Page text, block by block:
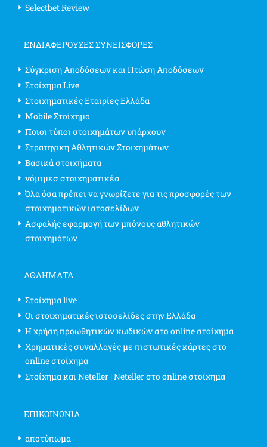
Selectbet Review
ΕΝΔΙΑΦΈΡΟΥΣΕΣ ΣΥΝΕΙΣΦΟΡΈΣ
Σύγκριση Αποδόσεων και Πτώση Αποδόσεων
Στοίχημα Live
Στοιχηματικές Εταιρίες Ελλάδα
Mobile Στοίχημα
Ποιοι τύποι στοιχημάτων υπάρχουν
Στρατηγική Αθλητικών Στοιχημάτων
Βασικά στοιχήματα
νόμιμεσ στοιχηματικέσ
Όλα όσα πρέπει να γνωρίζετε για τις προσφορές των
στοιχηματικών ιστοσελίδων
Ασφαλής εφαρμογή των μπόνους αθλητικών
στοιχημάτων
ΑΘΛΗΜΑΤΑ
Στοίχημα live
Οι στοιχηματικές ιστοσελίδες στην Ελλάδα
Η χρήση προωθητικών κωδικών στο online στοίχημα
Χρηματικές συναλλαγές με πιστωτικές κάρτες στο
online στοίχημα
Στοίχημα και Neteller | Neteller στο online στοίχημα
ΕΠΙΚΟΙΝΩΝΊΑ
αποτύπωμα